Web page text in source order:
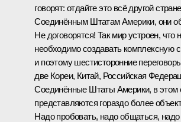
говорят: отдайте это всё другой
Соединённым Штатам Америки, они
Не договорятся! Так мир устроен, что
необходимо создавать комплексную
и поэтому шестисторонние
две Кореи, Китай, Российская
Соединённые Штаты Америки, в
представляются гораздо более
Надо пробовать, надо общаться, надо